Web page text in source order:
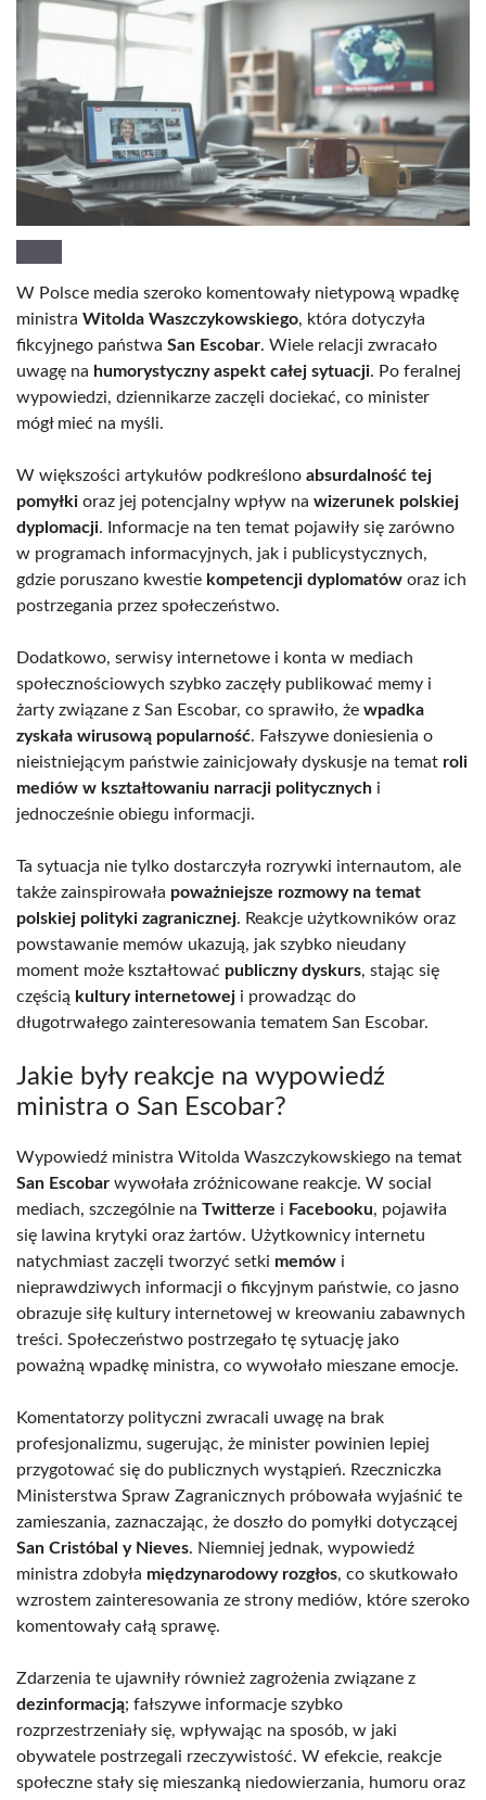
W Polsce media szeroko komentowały nietypową wpadkę
ministra Witolda Waszczykowskiego, która dotyczyła
fikcyjnego państwa San Escobar. Wiele relacji zwracało
uwagę na humorystyczny aspekt całej sytuacji. Po feralnej
wypowiedzi, dziennikarze zaczęli dociekać, co minister
mógł mieć na myśli.
W większości artykułów podkreślono absurdalność tej
pomyłki oraz jej potencjalny wpływ na wizerunek polskiej
dyplomacji. Informacje na ten temat pojawiły się zarówno
w programach informacyjnych, jak i publicystycznych,
gdzie poruszano kwestie kompetencji dyplomatów oraz ich
postrzegania przez społeczeństwo.
Dodatkowo, serwisy internetowe i konta w mediach
społecznościowych szybko zaczęły publikować memy i
żarty związane z San Escobar, co sprawiło, że wpadka
zyskała wirusową popularność. Fałszywe doniesienia o
nieistniejącym państwie zainicjowały dyskusje na temat roli
mediów w kształtowaniu narracji politycznych i
jednocześnie obiegu informacji.
Ta sytuacja nie tylko dostarczyła rozrywki internautom, ale
także zainspirowała poważniejsze rozmowy na temat
polskiej polityki zagranicznej. Reakcje użytkowników oraz
powstawanie memów ukazują, jak szybko nieudany
moment może kształtować publiczny dyskurs, stając się
częścią kultury internetowej i prowadząc do
długotrwałego zainteresowania tematem San Escobar.
Jakie były reakcje na wypowiedź
ministra o San Escobar?
Wypowiedź ministra Witolda Waszczykowskiego na temat
San Escobar wywołała zróżnicowane reakcje. W social
mediach, szczególnie na Twitterze i Facebooku, pojawiła
się lawina krytyki oraz żartów. Użytkownicy internetu
natychmiast zaczęli tworzyć setki memów i
nieprawdziwych informacji o fikcyjnym państwie, co jasno
obrazuje siłę kultury internetowej w kreowaniu zabawnych
treści. Społeczeństwo postrzegało tę sytuację jako
poważną wpadkę ministra, co wywołało mieszane emocje.
Komentatorzy polityczni zwracali uwagę na brak
profesjonalizmu, sugerując, że minister powinien lepiej
przygotować się do publicznych wystąpień. Rzeczniczka
Ministerstwa Spraw Zagranicznych próbowała wyjaśnić te
zamieszania, zaznaczając, że doszło do pomyłki dotyczącej
San Cristóbal y Nieves. Niemniej jednak, wypowiedź
ministra zdobyła międzynarodowy rozgłos, co skutkowało
wzrostem zainteresowania ze strony mediów, które szeroko
komentowały całą sprawę.
Zdarzenia te ujawniły również zagrożenia związane z
dezinformacją; fałszywe informacje szybko
rozprzestrzeniały się, wpływając na sposób, w jaki
obywatele postrzegali rzeczywistość. W efekcie, reakcje
społeczne stały się mieszanką niedowierzania, humoru oraz